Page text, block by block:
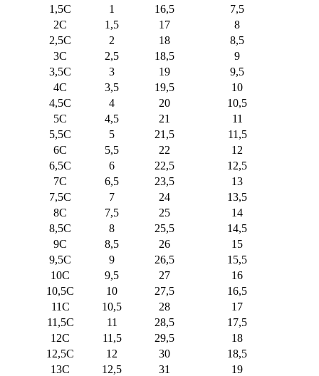
1,5C
1 16,5
7,5
2C
1,5 17
8
2,5C
2 18
8,5
3C
2,5 18,5
9
3,5C
3 19
9,5
4C
3,5 19,5
10
4,5C
4 20
10,5
5C
4,5 21
11
5,5C
5 21,5
11,5
6C
5,5 22
12
6,5C
6 22,5
12,5
7C
6,5 23,5
13
7,5C
7 24
13,5
8C
7,5 25
14
8,5C
8 25,5
14,5
9C
8,5 26
15
9,5C
9 26,5
15,5
10C
9,5 27
16
10,5C
10 27,5
16,5
11C
10,5 28
17
11,5C
11 28,5
17,5
12C
11,5 29,5
18
12,5C
12 30
18,5
13C
12,5 31
19